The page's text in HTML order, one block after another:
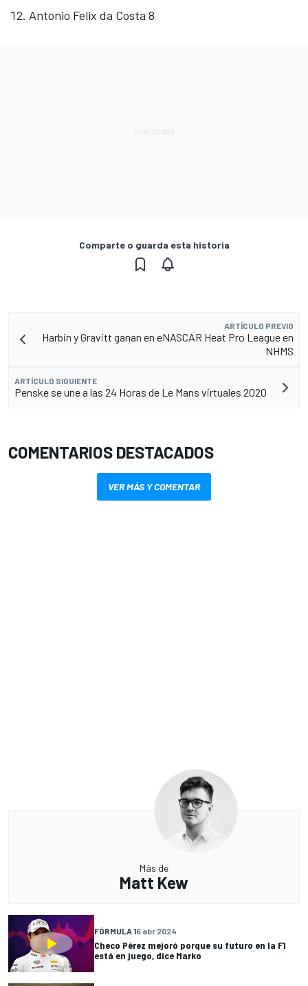
Antonio Felix da Costa 8
Comparte o guarda esta historia
ARTÍCULO PREVIO
Harbin y Gravitt ganan en eNASCAR Heat Pro League en
NHMS
ARTÍCULO SIGUIENTE
Penske se une a las 24 Horas de Le Mans virtuales 2020
COMENTARIOS DESTACADOS
VER MÁS Y COMENTAR
Más de
Matt Kew
FÓRMULA 16 abr 2024
Checo Pérez mejoró porque su futuro en la F1
está en juego, dice Marko